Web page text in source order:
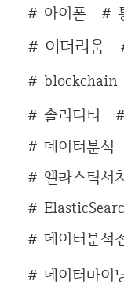
아이폰
이더리움
blockchain
솔리디티
데이터분석
엘라스틱서
데이터분석
데이터마이